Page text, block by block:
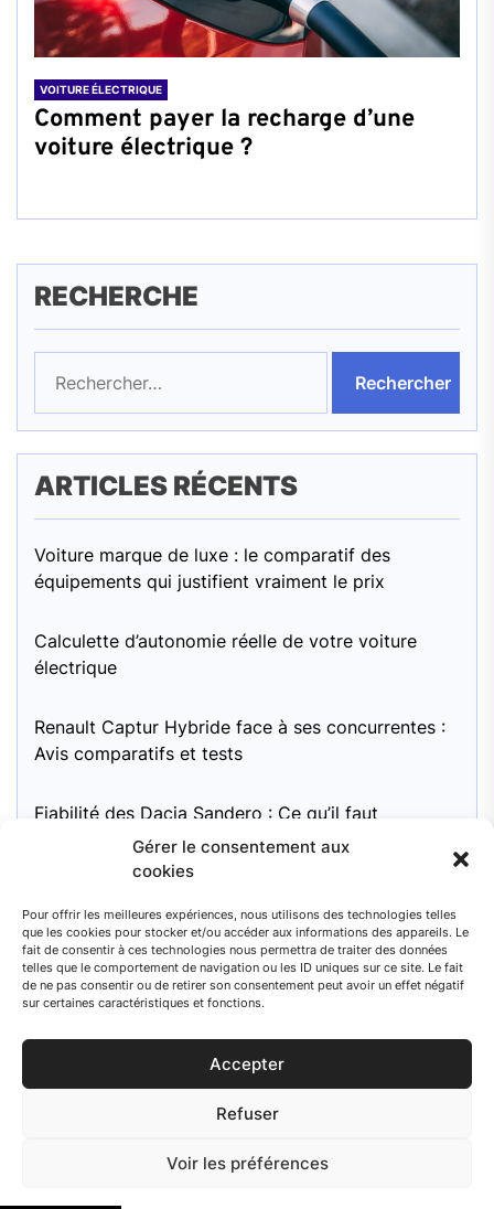
Gérer le consentement aux
cookies
Pour offrir les meilleures expériences, nous utilisons des technologies telles
que les cookies pour stocker et/ou accéder aux informations des appareils. Le
fait de consentir à ces technologies nous permettra de traiter des données
telles que le comportement de navigation ou les ID uniques sur ce site. Le fait
de ne pas consentir ou de retirer son consentement peut avoir un effet négatif
sur certaines caractéristiques et fonctions.
Accepter
Refuser
Voir les préférences
VOITURE ÉLECTRIQUE
Comment payer la recharge d’une
voiture électrique ?
RECHERCHE
ARTICLES RÉCENTS
Voiture marque de luxe : le comparatif des
équipements qui justifient vraiment le prix
Calculette d’autonomie réelle de votre voiture
électrique
Renault Captur Hybride face à ses concurrentes :
Avis comparatifs et tests
Fiabilité des Dacia Sandero : Ce qu’il faut
fiabilité à long terme, quel entretien recommandé
?